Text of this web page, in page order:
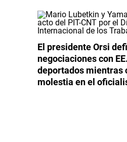
El presidente Orsi
negociaciones con
deportados mientras
molestia en el